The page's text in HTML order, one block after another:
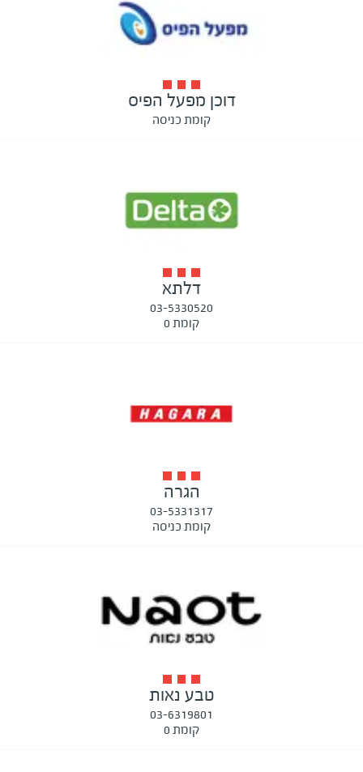
דוכן מפעל הפיס
קומת כניסה
דלתא
03-5330520
קומת 0
הגרה
03-5331317
קומת כניסה
טבע נאות
03-6319801
קומת 0